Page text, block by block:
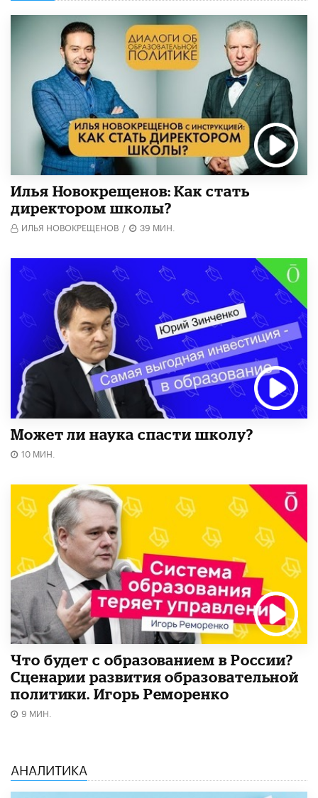
​Илья Новокрещенов: Как стать
директором школы?
ИЛЬЯ НОВОКРЕЩЕНОВ / 39 МИН.
Может ли наука спасти школу?
10 МИН.
Что будет с образованием в России?
Сценарии развития образовательной
политики. Игорь Реморенко
9 МИН.
АНАЛИТИКА